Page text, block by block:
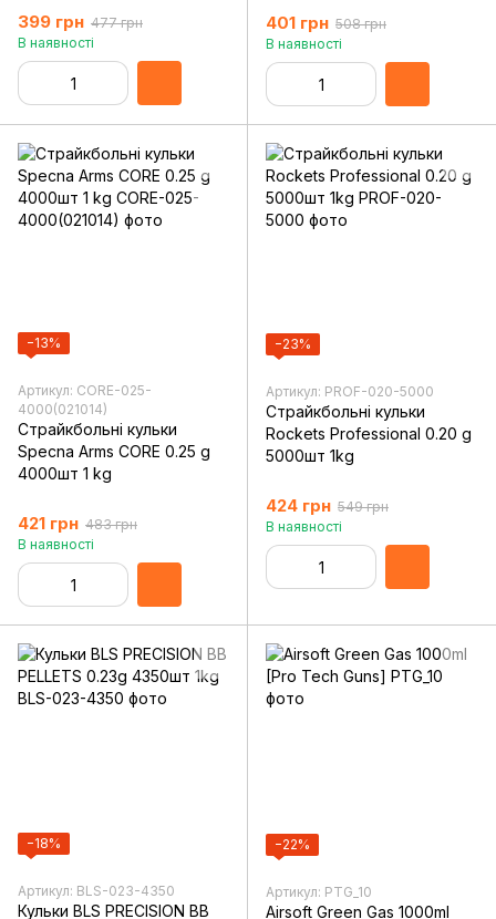
399 грн 477 грн
В наявності
401 грн 508 грн
В наявності
−13%
Артикул: CORE-025-
4000(021014)
Страйкбольні кульки
Specna Arms CORE 0.25 g
4000шт 1 kg
421 грн 483 грн
В наявності
−23%
Артикул: PROF-020-5000
Страйкбольні кульки
Rockets Professional 0.20 g
5000шт 1kg
424 грн 549 грн
В наявності
−18%
Артикул: BLS-023-4350
Кульки BLS PRECISION BB
−22%
Артикул: PTG_10
Airsoft Green Gas 1000ml